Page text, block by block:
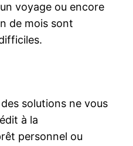
voyage ou encore
de mois sont
solutions ne vous
à la
personnel ou